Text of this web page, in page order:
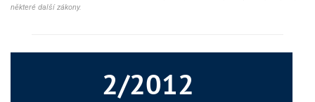
některé další zákony.